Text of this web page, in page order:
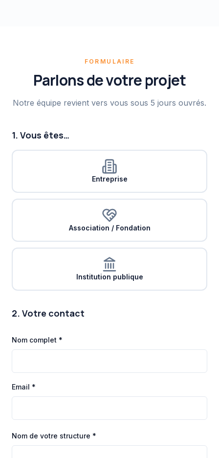
FORMULAIRE
Parlons de votre projet
Notre équipe revient vers vous sous 5 jours ouvrés.
1. Vous êtes…
Entreprise
Association / Fondation
Institution publique
2. Votre contact
Nom complet *
Email *
Nom de votre structure *